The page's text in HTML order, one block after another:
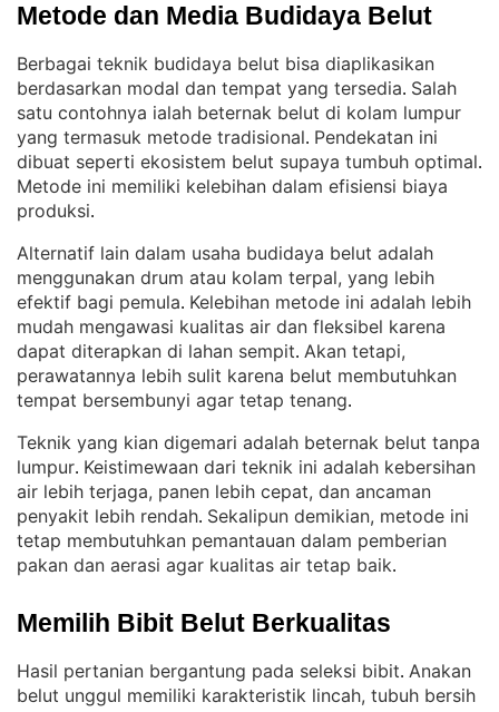
Metode dan Media Budidaya Belut
Berbagai teknik budidaya belut bisa diaplikasikan
berdasarkan modal dan tempat yang tersedia. Salah
satu contohnya ialah beternak belut di kolam lumpur
yang termasuk metode tradisional. Pendekatan ini
dibuat seperti ekosistem belut supaya tumbuh optimal
Metode ini memiliki kelebihan dalam efisiensi biaya
produksi.
Alternatif lain dalam usaha budidaya belut adalah
menggunakan drum atau kolam terpal, yang lebih
efektif bagi pemula. Kelebihan metode ini adalah lebih
mudah mengawasi kualitas air dan fleksibel karena
dapat diterapkan di lahan sempit. Akan tetapi,
perawatannya lebih sulit karena belut membutuhkan
tempat bersembunyi agar tetap tenang.
Teknik yang kian digemari adalah beternak belut tanpa
lumpur. Keistimewaan dari teknik ini adalah kebersihan
air lebih terjaga, panen lebih cepat, dan ancaman
penyakit lebih rendah. Sekalipun demikian, metode ini
tetap membutuhkan pemantauan dalam pemberian
pakan dan aerasi agar kualitas air tetap baik.
Memilih Bibit Belut Berkualitas
Hasil pertanian bergantung pada seleksi bibit. Anakan
belut unggul memiliki karakteristik lincah, tubuh bersih